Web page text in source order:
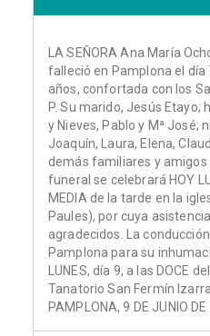
LA SEÑORA Ana María
falleció en Pamplona el día
años, confortada con los
P. Su marido, Jesús Etayo;
y Nieves, Pablo y Mª José;
Joaquín, Laura, Elena,
demás familiares y amigos
funeral se celebrará HOY
MEDIA de la tarde en la
Paules), por cuya
agradecidos. La
Pamplona para su
LUNES, día 9, a las DOCE
Tanatorio San Fermín
PAMPLONA, 9 DE JUNIO